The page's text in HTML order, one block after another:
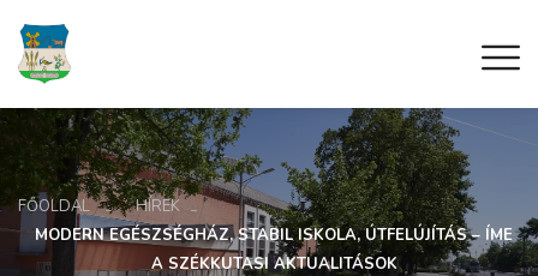
FŐOLDAL
HÍREK
MODERN EGÉSZSÉGHÁZ, STABIL ISKOLA, ÚTFELÚJÍTÁS – ÍME
A SZÉKKUTASI AKTUALITÁSOK